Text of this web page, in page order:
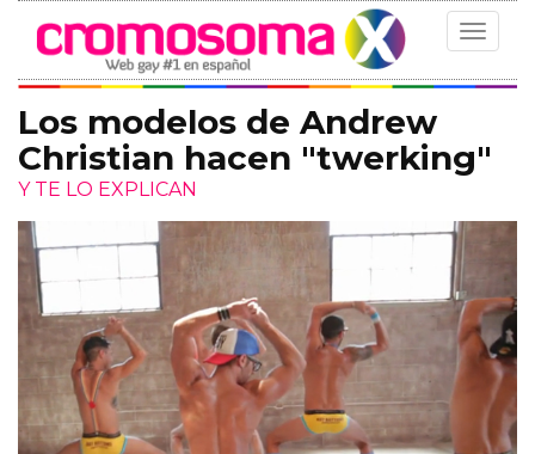
Toggle
Los modelos de Andrew
Christian hacen "twerking"
Y TE LO EXPLICAN